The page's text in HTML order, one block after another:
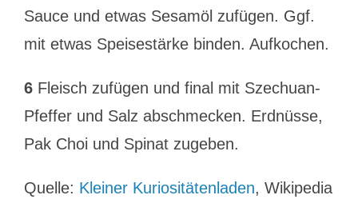
Sauce und etwas Sesamöl zufügen. Ggf.
mit etwas Speisestärke binden. Aufkochen.
6Fleisch zufügen und final mit Szechuan-
Pfeffer und Salz abschmecken. Erdnüsse,
Pak Choi und Spinat zugeben.
Quelle: Kleiner Kuriositätenladen, Wikipedia